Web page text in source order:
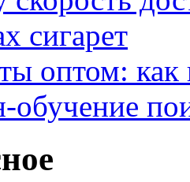
сигарет
оптом:
обучение